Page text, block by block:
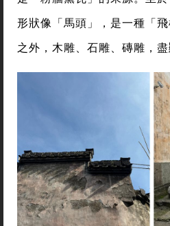
形狀像「馬頭」，是一種「
之外，木雕、石雕、磚雕，盡